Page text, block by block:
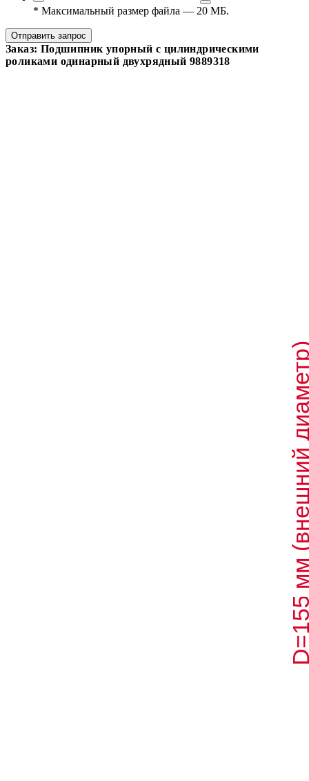
* Максимальный размер файла — 20 МБ.
Отправить запрос
Заказ: Подшипник упорный с цилиндрическими
роликами одинарный двухрядный 9889318